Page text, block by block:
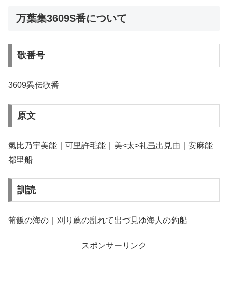
万葉集3609S番について
歌番号
3609異伝歌番
原文
氣比乃宇美能｜可里許毛能｜美<太>礼弖出見由｜安麻能
都里船
訓読
笥飯の海の｜刈り薦の乱れて出づ見ゆ海人の釣船
スポンサーリンク